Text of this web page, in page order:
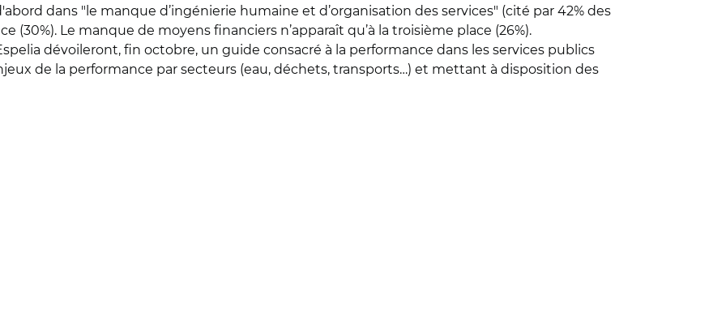
dans "le manque d’ingénierie humaine et d’organisation des services" (cité par 42% des
Le manque de moyens financiers n’apparaît qu’à la troisième place (26%).
dévoileront, fin octobre, un guide consacré à la performance dans les services publics
de la performance par secteurs (eau, déchets, transports…) et mettant à disposition des